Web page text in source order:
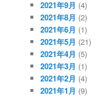
2021年9月 (4)
2021年8月 (2)
2021年6月 (1)
2021年5月 (21)
2021年4月 (5)
2021年3月 (1)
2021年2月 (4)
2021年1月 (9)